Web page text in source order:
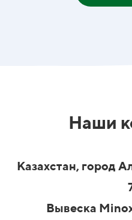
Наши
Казахстан, город
Вывеска